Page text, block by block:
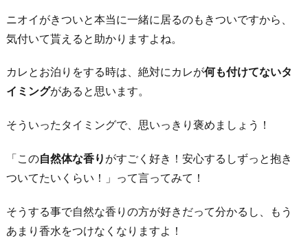
伝
え
3.
量
教
え
4.
香
ニオイがきついと本当に一緒に居るのもきついですから、
気付いて貰えると助かりますよね。
カレとお泊りをする時は、絶対にカレが何も付けてないタ
イミングがあると思います。
そういったタイミングで、思いっきり褒めましょう！
「この自然体な香り がすごく好き！安心するしずっと抱き
ついてたいくらい！」って言ってみて！
そうする事で自然な香りの方が好きだって分かるし、もう
あまり香水をつけなくなりますよ！